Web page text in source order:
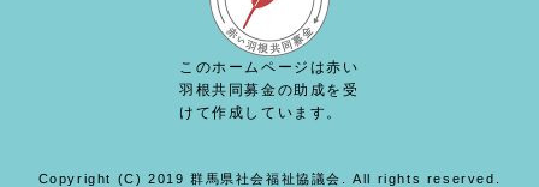
このホームページは赤い
羽根共同募金の助成を受
けて作成しています。
Copyright (C) 2019 群馬県社会福祉協議会. All rights reserved.